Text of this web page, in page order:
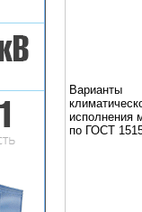
Варианты
исполнения
по ГОСТ